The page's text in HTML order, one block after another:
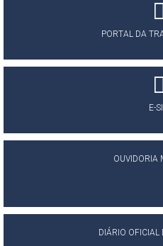
PORTAL DA
E-
OUVIDORIA
DIÁRIO OFICIAL